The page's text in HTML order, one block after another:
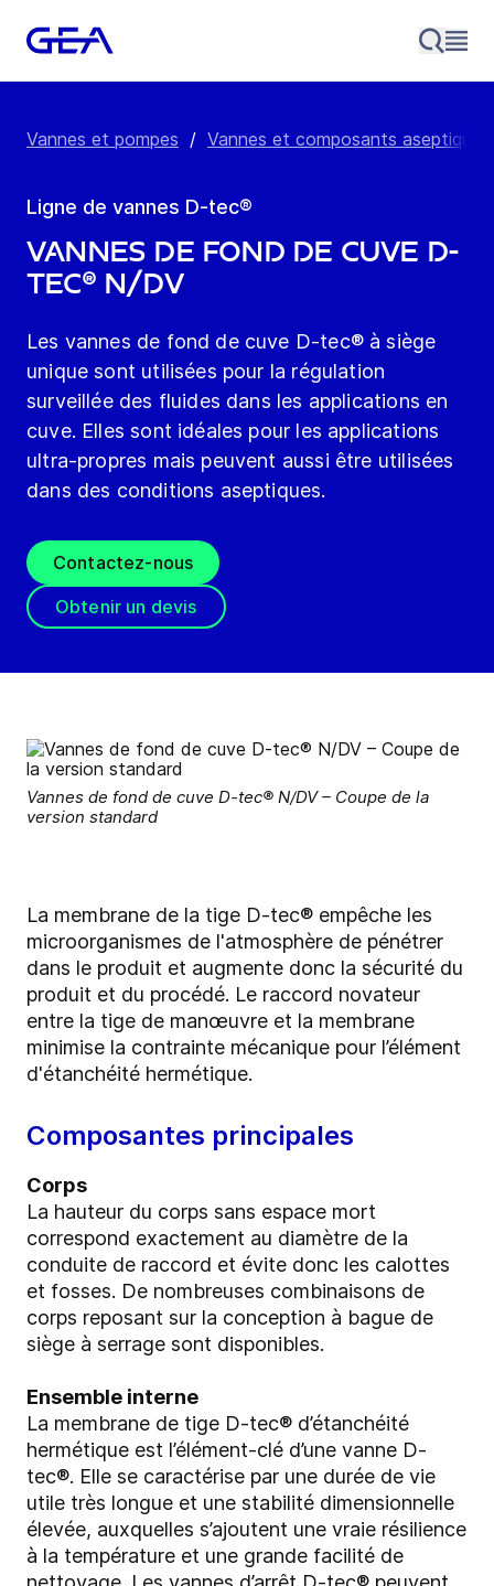
Vannes et pompes / Vannes et composants aseptiques
Ligne de vannes D-tec®
Vannes de fond de cuve D-
tec® N/DV
Les vannes de fond de cuve D-tec® à siège
unique sont utilisées pour la régulation
surveillée des fluides dans les applications en
cuve. Elles sont idéales pour les applications
ultra-propres mais peuvent aussi être utilisées
dans des conditions aseptiques.
Contactez-nous
Obtenir un devis
Vannes de fond de cuve D-tec® N/DV – Coupe de la
version standard
La membrane de la tige D-tec® empêche les
microorganismes de l'atmosphère de pénétrer
dans le produit et augmente donc la sécurité du
produit et du procédé. Le raccord novateur
entre la tige de manœuvre et la membrane
minimise la contrainte mécanique pour l’élément
d'étanchéité hermétique.
Composantes principales
Corps
La hauteur du corps sans espace mort
correspond exactement au diamètre de la
conduite de raccord et évite donc les calottes
et fosses. De nombreuses combinaisons de
corps reposant sur la conception à bague de
siège à serrage sont disponibles.
Ensemble interne
La membrane de tige D-tec® d’étanchéité
hermétique est l’élément-clé d’une vanne D-
tec®. Elle se caractérise par une durée de vie
utile très longue et une stabilité dimensionnelle
élevée, auxquelles s’ajoutent une vraie résilience
à la température et une grande facilité de